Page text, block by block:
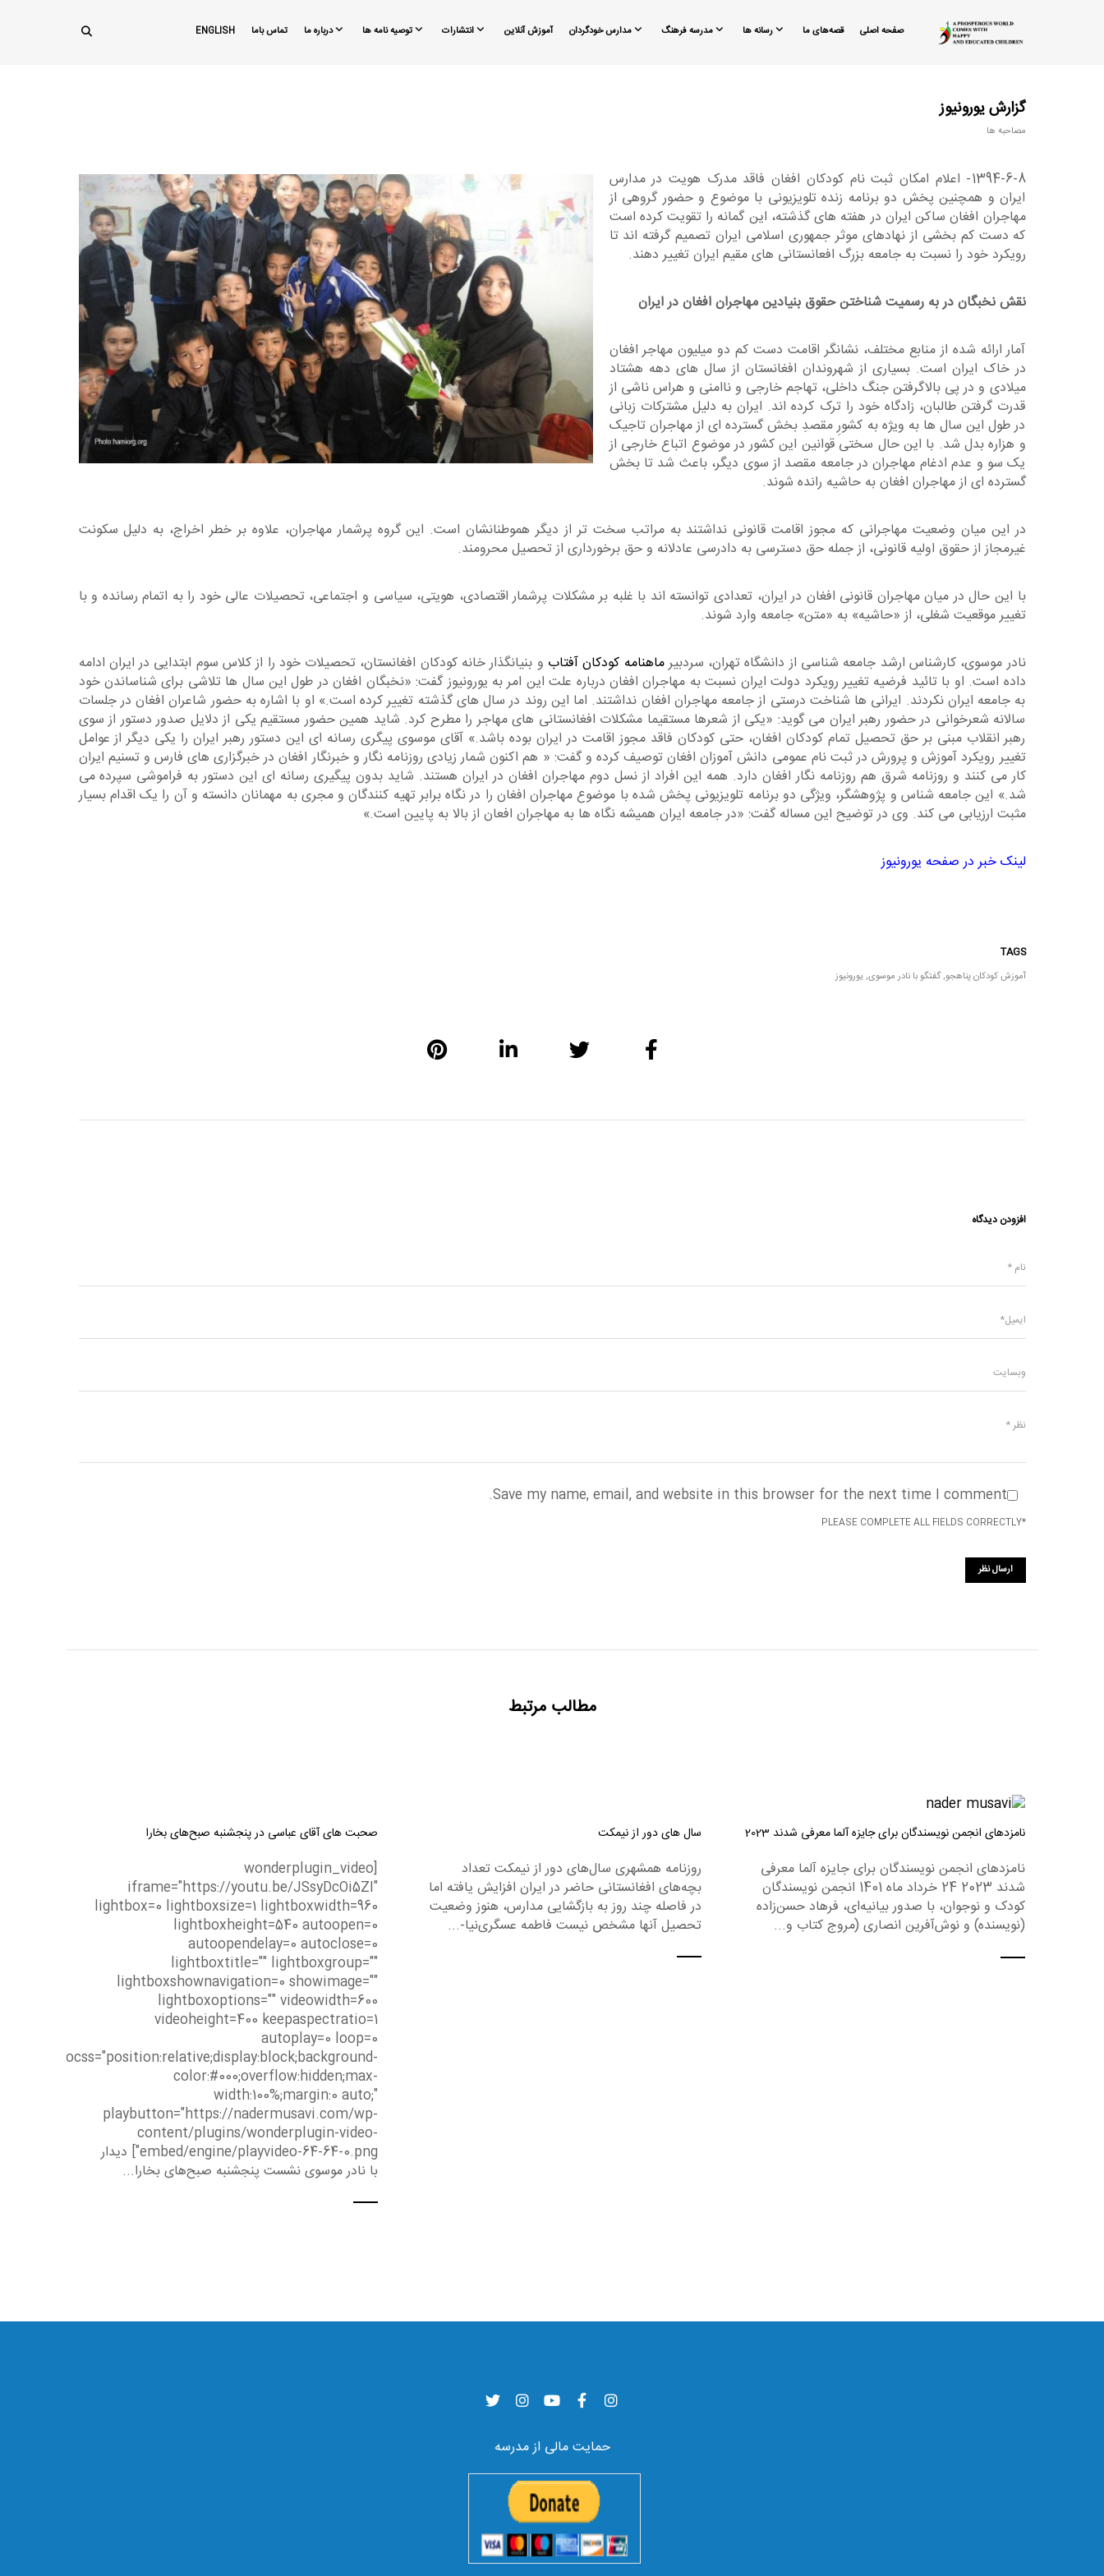
صفحه اصلی قصه‌های ما رسانه ها مدرسه فرهنگ مدارس خودگردان آموزش آنلاین انتشارات توصیه نامه ها درباره ما تماس باما ENGLISH
گزارش یورونیوز
مصاحبه ها
1394-6-8- اعلام امکان ثبت نام کودکان افغان فاقد مدرک هویت در مدارس
ایران و همچنین پخش دو برنامه زنده تلویزیونی با موضوع و حضور گروهی از
مهاجران افغان ساکن ایران در هفته های گذشته، این گمانه را تقویت کرده است
که دست کم بخشی از نهادهای موثر جمهوری اسلامی ایران تصمیم گرفته اند تا
رویکرد خود را نسبت به جامعه بزرگ افعانستانی های مقیم ایران تغییر دهند.
نقش نخبگان در به رسمیت شناختن حقوق بنیادین مهاجران افغان در ایران
آمار ارائه شده از منابع مختلف، نشانگر اقامت دست کم دو میلیون مهاجر افغان
در خاک ایران است. بسیاری از شهروندان افغانستان از سال های دهه هشتاد
میلادی و در پی بالاگرفتن جنگ داخلی، تهاجم خارجی و ناامنی و هراس ناشی از
قدرت گرفتن طالبان، زادگاه خود را ترک کرده اند. ایران به دلیل مشترکات زبانی
در طول این سال ها به ویژه به کشورِ مقصدِ بخش گسترده ای از مهاجران تاجیک
و هزاره بدل شد. با این حال سختی قوانین این کشور در موضوع اتباع خارجی از
یک سو و عدم ادغام مهاجران در جامعه مقصد از سوی دیگر، باعث شد تا بخش
گسترده ای از مهاجران افغان به حاشیه رانده شوند.
در این میان وضعیت مهاجرانی که مجوز اقامت قانونی نداشتند به مراتب سخت تر از دیگر هموطنانشان است. این گروه پرشمار مهاجران، علاوه بر خطر اخراج، به دلیل سکونت
غیرمجاز از حقوق اولیه قانونی، از جمله حق دسترسی به دادرسی عادلانه و حق برخورداری از تحصیل محرومند.
با این حال در میان مهاجران قانونی افغان در ایران، تعدادی توانسته اند با غلبه بر مشکلات پرشمار اقتصادی، هویتی، سیاسی و اجتماعی، تحصیلات عالی خود را به اتمام رسانده و با
تغییر موقعیت شغلی، از «حاشیه» به «متن» جامعه وارد شوند.
نادر موسوی، کارشناس ارشد جامعه شناسی از دانشگاه تهران، سردبیرماهنامه کودکان آفتاب و بنیانگذار خانه کودکان افغانستان، تحصیلات خود را از کلاس سوم ابتدایی در ایران ادامه
داده است. او با تائید فرضیه تغییر رویکرد دولت ایران نسبت به مهاجران افغان درباره علت این امر به یورونیوز گفت: «نخبگان افغان در طول این سال ها تلاشی برای شناساندن خود
به جامعه ایران نکردند. ایرانی ها شناخت درستی از جامعه مهاجران افغان نداشتند. اما این روند در سال های گذشته تغییر کرده است.» او با اشاره به حضور شاعران افغان در جلسات
سالانه شعرخوانی در حضور رهبر ایران می گوید: «یکی از شعرها مستقیما مشکلات افغانستانی های مهاجر را مطرح کرد. شاید همین حضور مستقیم یکی از دلایل صدور دستور از سوی
رهبر انقلاب مبنی بر حق تحصیل تمام کودکان افغان، حتی کودکان فاقد مجوز اقامت در ایران بوده باشد.» آقای موسوی پیگری رسانه ای این دستور رهبر ایران را یکی دیگر از عوامل
تغییر رویکرد آموزش و پرورش در ثبت نام عمومی دانش آموزان افغان توصیف کرده و گفت: « هم اکنون شمار زیادی روزنامه نگار و خبرنگار افغان در خبرگزاری های فارس و تسنیم ایران
کار می کنند و روزنامه شرق هم روزنامه نگار افغان دارد. همه این افراد از نسل دوم مهاجران افغان در ایران هستند. شاید بدون پیگیری رسانه ای این دستور به فراموشی سپرده می
شد.» این جامعه شناس و پژوهشگر، ویژگی دو برنامه تلویزیونی پخش شده با موضوع مهاجران افغان را در نگاه برابر تهیه کنندگان و مجری به مهمانان دانسته و آن را یک اقدام بسیار
مثبت ارزیابی می کند. وی در توضیح این مساله گفت: «در جامعه ایران همیشه نگاه ها به مهاجران افعان از بالا به پایین است.»
لینک خبر در صفحه یورونیوز
TAGS
آموزش کودکان پناهجو,گفتگو با نادر موسوی,یورونیوز
افزودن دیدگاه
Save my name, email, and website in this browser for the next time I comment.
*PLEASE COMPLETE ALL FIELDS CORRECTLY
مطالب مرتبط
صحبت های آقای عباسی در پنجشنبه صبح‌های بخارا
[wonderplugin_video
iframe="https://youtu.be/JSsyDcOi5ZI"
lightbox=0 lightboxsize=1 lightboxwidth=960
lightboxheight=540 autoopen=0
autoopendelay=0 autoclose=0
lightboxtitle="" lightboxgroup=""
lightboxshownavigation=0 showimage=""
lightboxoptions="" videowidth=600
videoheight=400 keepaspectratio=1
autoplay=0 loop=0
videocss="position:relative;display:block;background-
color:#000;overflow:hidden;max-
width:100%;margin:0 auto;"
playbutton="https://nadermusavi.com/wp-
content/plugins/wonderplugin-video-
embed/engine/playvideo-64-64-0.png"] دیدار
با نادر موسوی نشست پنجشنبه صبح‌های بخارا...
سال های دور از نیمکت
روزنامه همشهری سال‌های دور از نیمکت تعداد
بچه‌های افغانستانی حاضر در ایران افزایش یافته اما
در فاصله چند روز به بازگشایی مدارس، هنوز وضعیت
تحصیل آنها مشخص نیست فاطمه عسگری‌نیا-...
نامزدهای انجمن نویسندگان برای جایزه آلما معرفی شدند 2023
نامزدهای انجمن نویسندگان برای جایزه آلما معرفی
شدند 2023 24 خرداد ماه 1401 انجمن نویسندگان
کودک و نوجوان، با صدور بیانیه‌ای، فرهاد حسن‌زاده
(نویسنده) و نوش‌آفرین انصاری (مروج کتاب و...
حمایت مالی از مدرسه